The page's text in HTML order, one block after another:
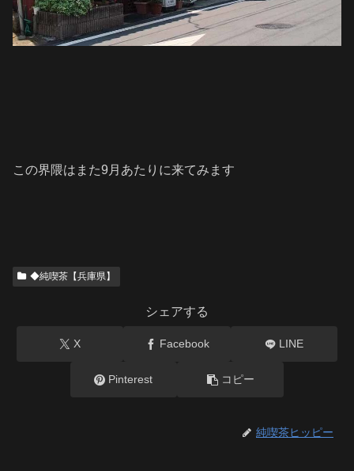
この界隈はまた9月あたりに来てみます
◆純喫茶【兵庫県】
シェアする
X Facebook LINE
Pinterest コピー
純喫茶ヒッピー